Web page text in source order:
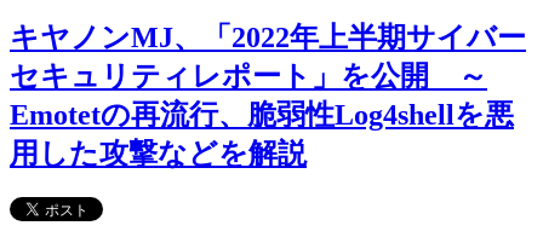
キヤノンMJ、「2022年上半期サイバー
セキュリティレポート」を公開 ～
Emotetの再流行、脆弱性Log4shellを悪
用した攻撃などを解説